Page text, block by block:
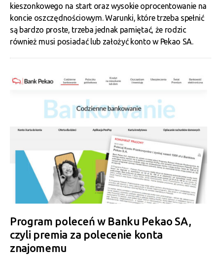
kieszonkowego na start oraz wysokie oprocentowanie na
koncie oszczędnościowym. Warunki, które trzeba spełnić
są bardzo proste, trzeba jednak pamiętać, że rodzic
również musi posiadać lub założyć konto w Pekao SA.
Program poleceń w Banku Pekao SA,
czyli premia za polecenie konta
znajomemu